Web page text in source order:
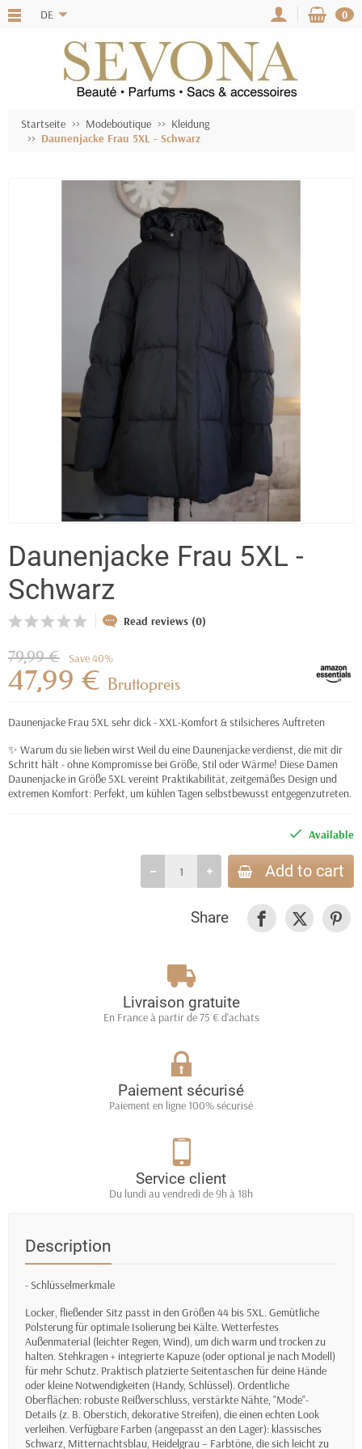
DE 0
Startseite Modeboutique
Kleidung
Daunenjacke Frau 5XL - Schwarz
Daunenjacke Frau 5XL -
Schwarz
Read reviews (0)
79,99 € Save 40%
47,99 € Bruttopreis
Daunenjacke Frau 5XL sehr dick - XXL-Komfort & stilsicheres Auftreten
✨ Warum du sie lieben wirst Weil du eine Daunenjacke verdienst, die mit dir
Schritt hält - ohne Kompromisse bei Größe, Stil oder Wärme! Diese Damen
Daunenjacke in Größe 5XL vereint Praktikabilität, zeitgemäßes Design und
extremen Komfort: Perfekt, um kühlen Tagen selbstbewusst entgegenzutreten.
Available
Add to cart
Share
Livraison gratuite
En France à partir de 75 € d'achats
Paiement sécurisé
Paiement en ligne 100% sécurisé
Service client
Du lundi au vendredi de 9h à 18h
Description
- Schlüsselmerkmale
Locker, fließender Sitz passt in den Größen 44 bis 5XL. Gemütliche
Polsterung für optimale Isolierung bei Kälte. Wetterfestes
Außenmaterial (leichter Regen, Wind), um dich warm und trocken zu
halten. Stehkragen + integrierte Kapuze (oder optional je nach Modell)
für mehr Schutz. Praktisch platzierte Seitentaschen für deine Hände
oder kleine Notwendigkeiten (Handy, Schlüssel). Ordentliche
Oberflächen: robuste Reißverschluss, verstärkte Nähte, "Mode"-
Details (z. B. Oberstich, dekorative Streifen), die einen echten Look
verleihen. Verfügbare Farben (angepasst an den Lager): klassisches
Schwarz, Mitternachtsblau, Heidelgrau – Farbtöne, die sich leicht zu